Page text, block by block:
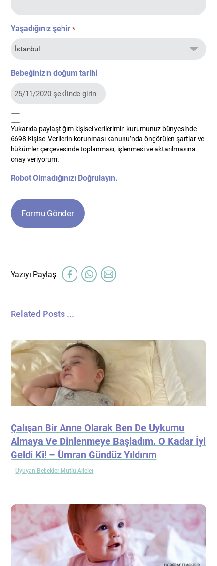
Yaşadığınız şehir *
Bebeğinizin doğum tarihi
kvkk
*
Yukarıda paylaştığım kişisel verilerimin kurumunuz bünyesinde
6698 Kişisel Verilerin korunması kanunu’nda öngörülen şartlar ve
hükümler çerçevesinde toplanması, işlenmesi ve aktarılmasına
onay veriyorum.
Robot Olmadığınızı Doğrulayın.
Related Posts ...
Çalışan Bir Anne Olarak Ben De Uykumu
Almaya Ve Dinlenmeye Başladım. O Kadar İyi
Geldi Ki! – Ümran Gündüz Yıldırım
Uyuyan Bebekler Mutlu Aileler